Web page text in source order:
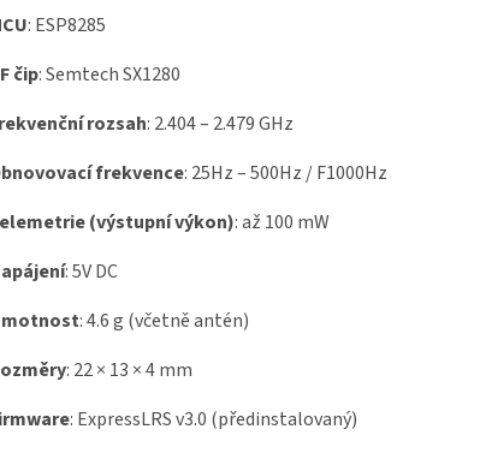
: ESP8285
čip: Semtech SX1280
rozsah: 2.404 – 2.479 GHz
frekvence: 25Hz – 500Hz / F1000Hz
(výstupní výkon): až 100 mW
: 5V DC
: 4.6 g (včetně antén)
: 22 × 13 × 4 mm
: ExpressLRS v3.0 (předinstalovaný)